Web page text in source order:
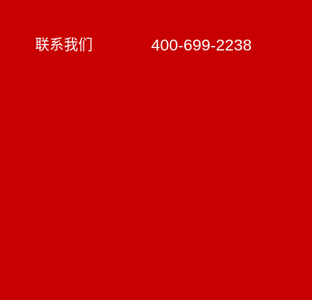
联系我们 400-699-2238